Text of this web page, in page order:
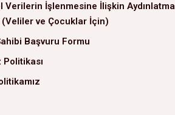
Verilerin İşlenmesine İlişkin Aydınlatma
(Veliler ve Çocuklar İçin)
Başvuru Formu
Politikası